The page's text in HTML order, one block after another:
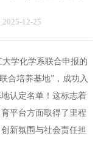
12-25
学化学系联合申报的
合培养基地”，成功入
认定名单！这标志着
平台方面取得了里程
新氛围与社会责任担